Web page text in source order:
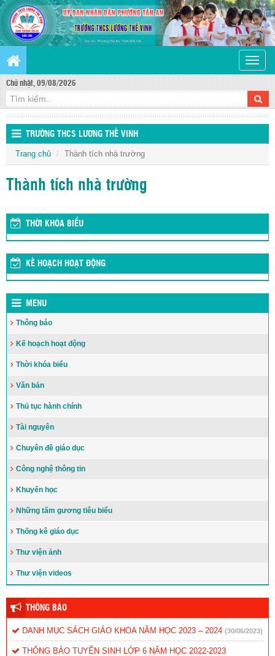
Toggle
Chủ nhật, 09/08/2026
TRƯỜNG THCS LƯƠNG THẾ VINH
Trang chủ Thành tích nhà trường
Thành tích nhà trường
THỜI KHÓA BIỂU
KẾ HOẠCH HOẠT ĐỘNG
MENU
Thông báo
Kế hoạch hoạt động
Thời khóa biểu
Văn bản
Thủ tục hành chính
Tài nguyên
Chuyên đề giáo dục
Công nghệ thông tin
Khuyến học
Những tấm gương tiêu biểu
Thống kê giáo dục
Thư viện ảnh
Thư viện videos
THÔNG BÁO
DANH MỤC SÁCH GIÁO KHOA NĂM HỌC 2023 – 2024 (30/06/2023)
THÔNG BÁO TUYỂN SINH LỚP 6 NĂM HỌC 2022-2023